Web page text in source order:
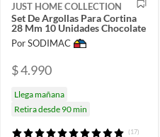
JUST HOME COLLECTION
Set De Argollas Para Cortina
28 Mm 10 Unidades Chocolate
Por SODIMAC
$ 4.990
Llega mañana
Retira desde 90 min
(17)